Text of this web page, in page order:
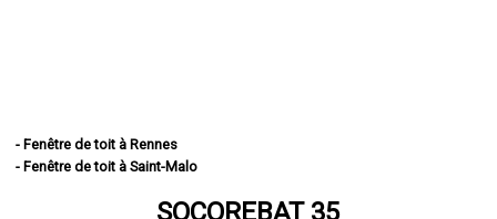
- Fenêtre de toit à Rennes
- Fenêtre de toit à Saint-Malo
- Fenêtre de toit à VitréSOCOREBAT 35